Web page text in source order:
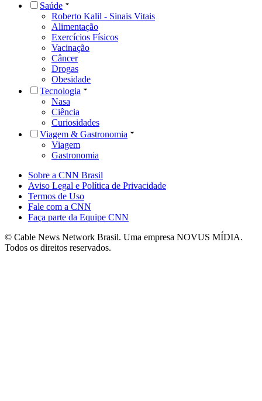
Saúde
Roberto Kalil - Sinais Vitais
Alimentação
Exercícios Físicos
Vacinação
Câncer
Drogas
Obesidade
Tecnologia
Nasa
Ciência
Curiosidades
Viagem & Gastronomia
Viagem
Gastronomia
Sobre a CNN Brasil
Aviso Legal e Política de Privacidade
Termos de Uso
Fale com a CNN
Faça parte da Equipe CNN
© Cable News Network Brasil. Uma empresa NOVUS MÍDIA.
Todos os direitos reservados.